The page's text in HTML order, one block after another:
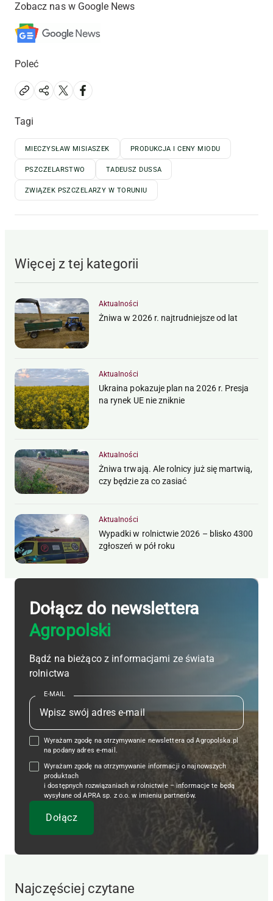
Zobacz nas w Google News
Poleć
Tagi
MIECZYSŁAW MISIASZEK PRODUKCJA I CENY MIODU
PSZCZELARSTWO TADEUSZ DUSSA
ZWIĄZEK PSZCZELARZY W TORUNIU
Więcej z tej kategorii
Aktualności
Żniwa w 2026 r. najtrudniejsze od lat
Aktualności
Ukraina pokazuje plan na 2026 r. Presja
na rynek UE nie zniknie
Aktualności
Żniwa trwają. Ale rolnicy już się martwią,
czy będzie za co zasiać
Aktualności
Wypadki w rolnictwie 2026 – blisko 4300
zgłoszeń w pół roku
Dołącz do newslettera
Agropolski
Bądź na bieżąco z informacjami ze świata
rolnictwa
E-MAIL
Wyrażam zgodę na otrzymywanie newslettera od Agropolska.pl
na podany adres e-mail.
Wyrażam zgodę na otrzymywanie informacji o najnowszych
produktach
i dostępnych rozwiązaniach w rolnictwie – informacje te będą
wysyłane od APRA sp. z o.o. w imieniu partnerów.
Najczęściej czytane